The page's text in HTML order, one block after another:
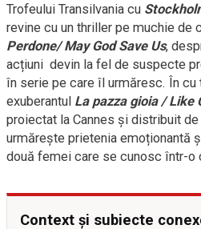
Trofeului Transilvania cu
revine cu un thriller pe muchie de
Perdone/ May God Save Us,
acțiuni devin la fel de suspecte
în serie pe care îl urmăresc. În cu
exuberantul La pazza gioia / Like
proiectat la Cannes și distribuit
urmărește prietenia emoționantă
două femei care se cunosc într-o
Context și subiecte